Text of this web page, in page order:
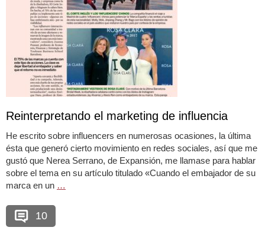
Reinterpretando el marketing de influencia
He escrito sobre influencers en numerosas ocasiones, la última
ésta que generó cierto movimiento en redes sociales, así que me
gustó que Nerea Serrano, de Expansión, me llamase para hablar
sobre el tema en su artículo titulado «Cuando el embajador de su
marca en un …
10